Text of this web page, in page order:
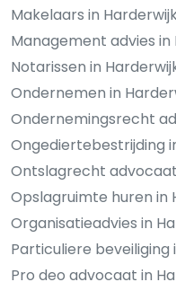
Makelaars in
Management advies in
Notarissen in
Ondernemen in
Ondernemingsrecht
Ongediertebestrijding
Ontslagrecht
Opslagruimte huren in
Organisatieadvies in
Particuliere beveiliging
Pro deo advocaat in